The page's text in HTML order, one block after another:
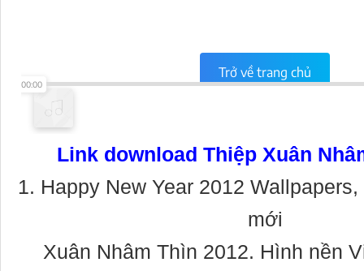
Link download Thiệp Xuân
1. Happy New Year 2012
mới
Xuân Nhâm Thìn 2012. Hình nền